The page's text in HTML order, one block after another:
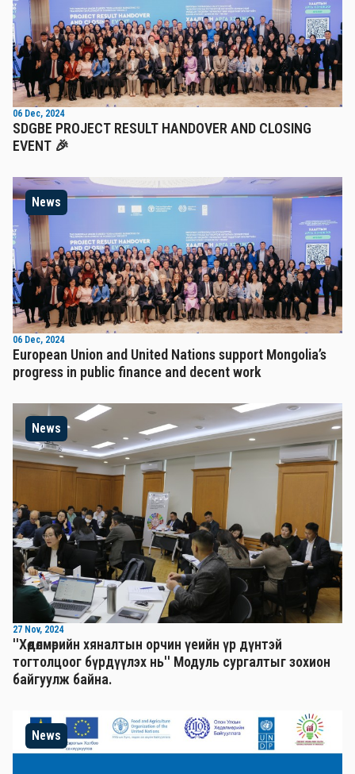
06 Dec, 2024
SDGBE PROJECT RESULT HANDOVER AND CLOSING
EVENT 🎉
News
06 Dec, 2024
European Union and United Nations support Mongolia’s
progress in public finance and decent work
News
27 Nov, 2024
''Хөдөлмөрийн хяналтын орчин үеийн үр дүнтэй
тогтолцоог бүрдүүлэх нь'' Mодуль сургалтыг зохион
байгуулж байна.
News